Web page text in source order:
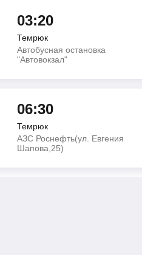
03:20
Темрюк
Автобусная остановка
"Автовокзал"
06:30
Темрюк
АЗС Роснефть(ул. Евгения
Шапова,25)